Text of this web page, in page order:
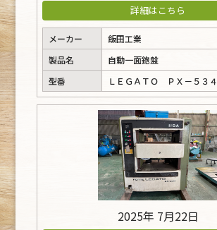
詳細はこちら
メーカー
飯田工業
製品名
自動一面鉋盤
型番
ＬＥＧＡＴＯ ＰＸ－５３４
2025年 7月22日